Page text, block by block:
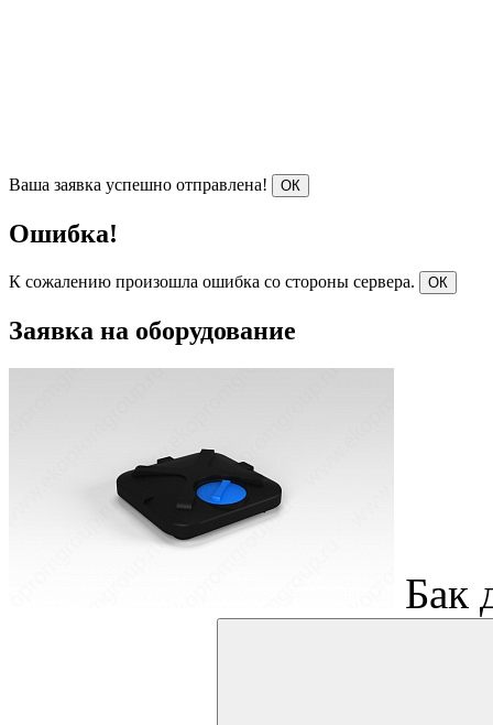
Ваша заявка успешно отправлена! ОК
Ошибка!
К сожалению произошла ошибка со стороны сервера. ОК
Заявка на оборудование
Бак